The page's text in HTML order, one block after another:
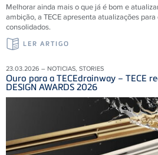
Melhorar ainda mais o que já é bom e
ambição, a TECE apresenta atualizações
consolidados.
LER ARTIGO
23.03.2026 – NOTICIAS, STORIES
Ouro para a TECEdrainway – TECE
DESIGN AWARDS 2026